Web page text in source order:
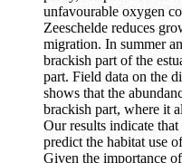
unfavourable oxygen
Zeeschelde reduces
migration. In summer
brackish part of the
part. Field data on the
shows that the
brackish part, where it
Our results indicate
predict the habitat use
Given the importance